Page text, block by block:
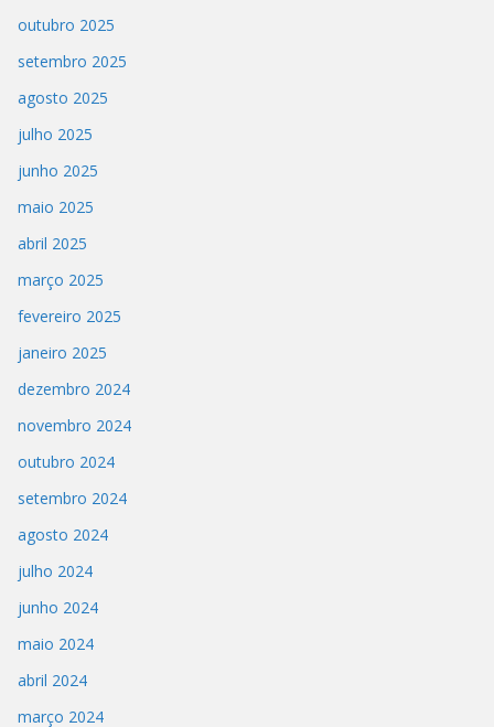
outubro 2025
setembro 2025
agosto 2025
julho 2025
junho 2025
maio 2025
abril 2025
março 2025
fevereiro 2025
janeiro 2025
dezembro 2024
novembro 2024
outubro 2024
setembro 2024
agosto 2024
julho 2024
junho 2024
maio 2024
abril 2024
março 2024